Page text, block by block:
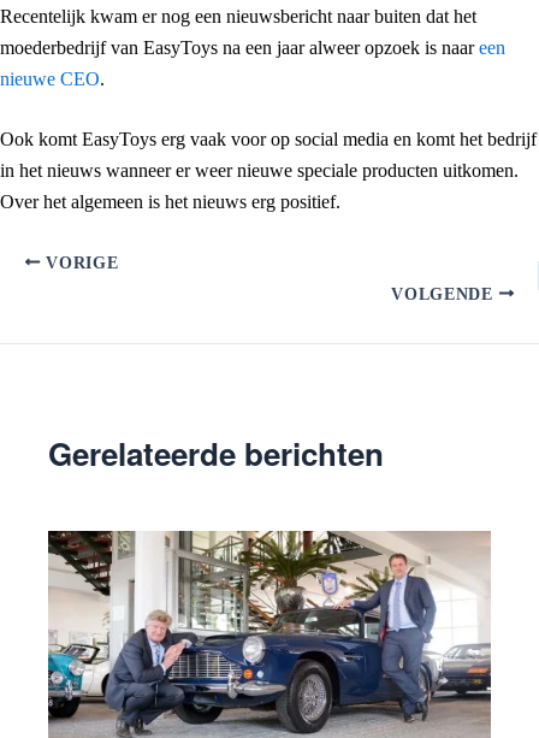
Recentelijk kwam er nog een nieuwsbericht naar buiten dat het
moederbedrijf van EasyToys na een jaar alweer opzoek is naareen
nieuwe CEO.
Ook komt EasyToys erg vaak voor op social media en komt het bedrijf
in het nieuws wanneer er weer nieuwe speciale producten uitkomen.
Over het algemeen is het nieuws erg positief.
VORIGE
VOLGENDE
Gerelateerde berichten